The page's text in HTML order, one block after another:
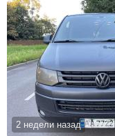
2 недели назад